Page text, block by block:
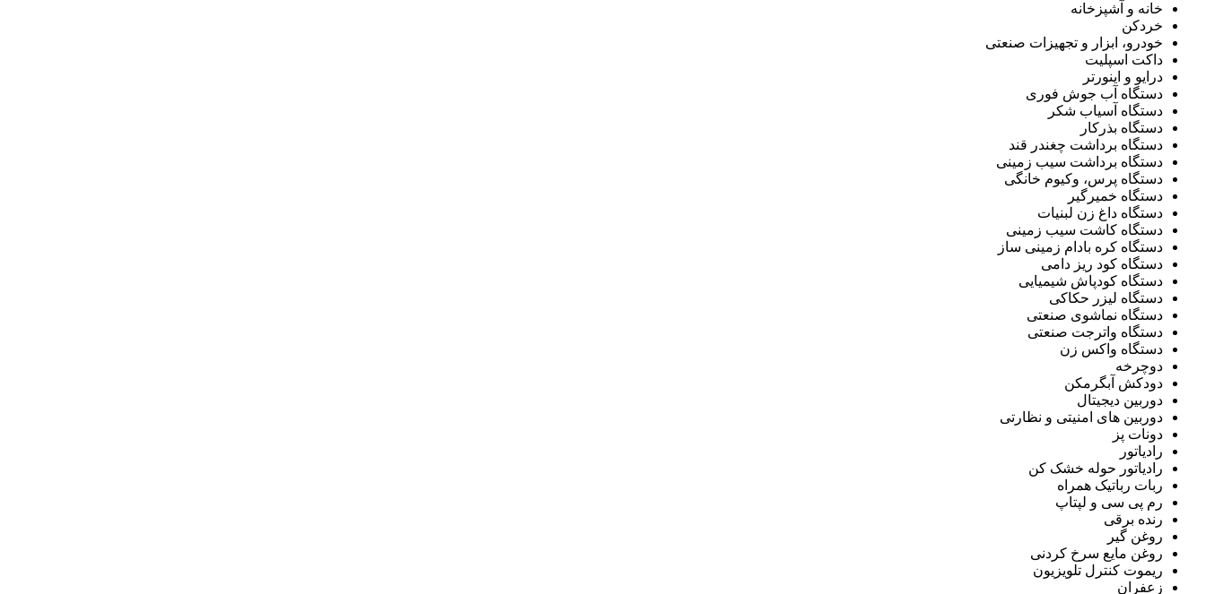
خانه و آشپزخانه
خردکن
خودرو، ابزار و تجهیزات صنعتی
داکت اسپلیت
درایو و اینورتر
دستگاه آب جوش فوری
دستگاه آسیاب شکر
دستگاه بذرکار
دستگاه برداشت چغندر قند
دستگاه برداشت سیب زمینی
دستگاه پرس، وکیوم خانگی
دستگاه خمیرگیر
دستگاه داغ زن لبنیات
دستگاه کاشت سیب زمینی
دستگاه کره بادام زمینی ساز
دستگاه کود ریز دامی
دستگاه کودپاش شیمیایی
دستگاه لیزر حکاکی
دستگاه نماشوی صنعتی
دستگاه واترجت صنعتی
دستگاه واکس زن
دوچرخه
دودکش آبگرمکن
دوربین دیجیتال
دوربین های امنیتی و نظارتی
دونات پز
رادیاتور
رادیاتور حوله خشک کن
ربات رباتیک همراه
رم پی سی و لپتاپ
رنده برقی
روغن گیر
روغن مایع سرخ کردنی
ریموت کنترل تلویزیون
زعفران